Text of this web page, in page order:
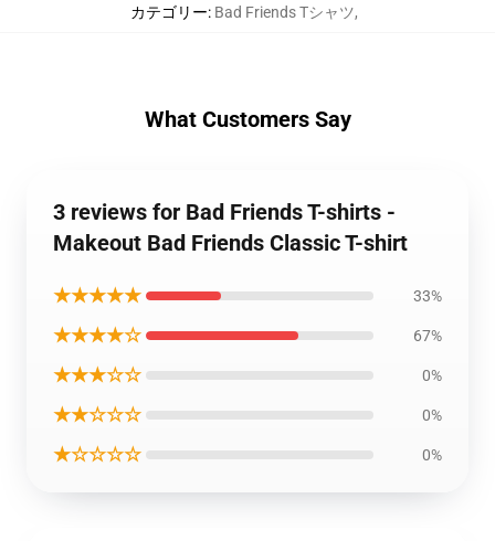
カテゴリー: Bad Friends Tシャツ,
What Customers Say
3 reviews for Bad Friends T-shirts -
Makeout Bad Friends Classic T-shirt
★★★★★ 33%
★★★★☆ 67%
★★★☆☆ 0%
★★☆☆☆ 0%
★☆☆☆☆ 0%